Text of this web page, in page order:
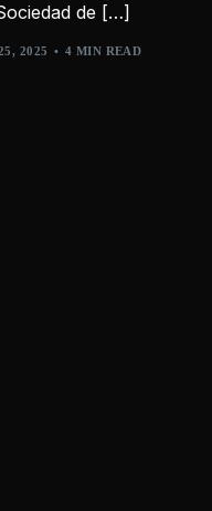
de […]
2025 4 MIN READ